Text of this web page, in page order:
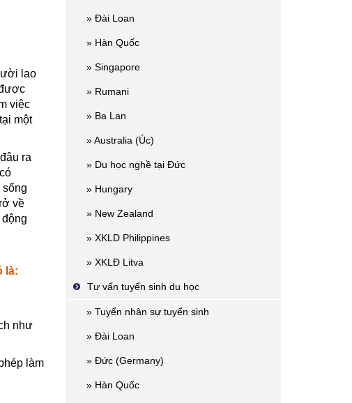
lao
việc
một
ra
về
là:
như
làm
» Đài Loan
» Hàn Quốc
» Singapore
» Rumani
» Ba Lan
» Australia (Úc)
» Du học nghề tại Đức
» Hungary
» New Zealand
» XKLD Philippines
» XKLĐ Litva
Tư vấn tuyển sinh du học
» Tuyển nhân sự tuyển sinh
» Đài Loan
» Đức (Germany)
» Hàn Quốc